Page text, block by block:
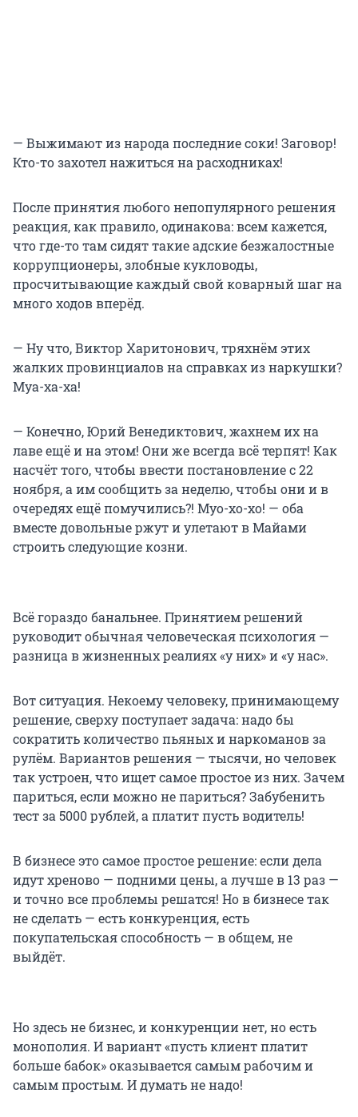
— Выжимают из народа последние соки! Заговор!
Кто-то захотел нажиться на расходниках!
После принятия любого непопулярного решения
реакция, как правило, одинакова: всем кажется,
что где-то там сидят такие адские безжалостные
коррупционеры, злобные кукловоды,
просчитывающие каждый свой коварный шаг на
много ходов вперёд.
— Ну что, Виктор Харитонович, тряхнём этих
жалких провинциалов на справках из наркушки?
Муа-ха-ха!
— Конечно, Юрий Венедиктович, жахнем их на
лаве ещё и на этом! Они же всегда всё терпят! Как
насчёт того, чтобы ввести постановление с 22
ноября, а им сообщить за неделю, чтобы они и в
очередях ещё помучились?! Муо-хо-хо! — оба
вместе довольные ржут и улетают в Майами
строить следующие козни.
Всё гораздо банальнее. Принятием решений
руководит обычная человеческая психология —
разница в жизненных реалиях «у них» и «у нас».
Вот ситуация. Некоему человеку, принимающему
решение, сверху поступает задача: надо бы
сократить количество пьяных и наркоманов за
рулём. Вариантов решения — тысячи, но человек
так устроен, что ищет самое простое из них. Зачем
париться, если можно не париться? Забубенить
тест за 5000 рублей, а платит пусть водитель!
В бизнесе это самое простое решение: если дела
идут хреново — подними цены, а лучше в 13 раз —
и точно все проблемы решатся! Но в бизнесе так
не сделать — есть конкуренция, есть
покупательская способность — в общем, не
выйдёт.
Но здесь не бизнес, и конкуренции нет, но есть
монополия. И вариант «пусть клиент платит
больше бабок» оказывается самым рабочим и
самым простым. И думать не надо!